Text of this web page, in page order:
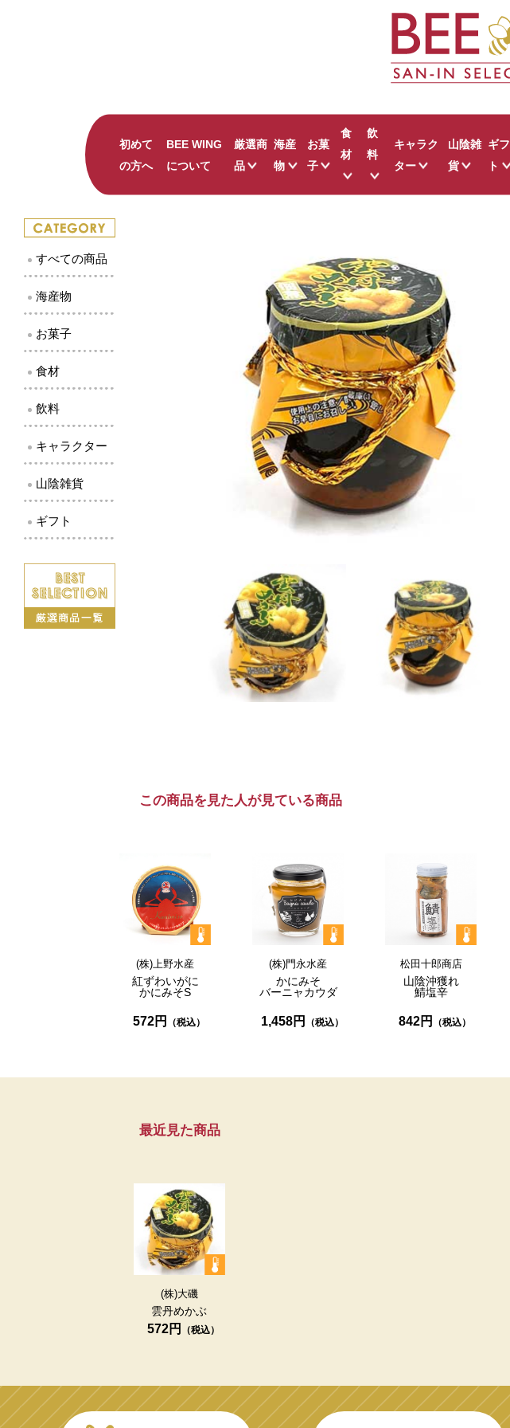
初めて
の方へ
BEE WING
について
厳選商
品
のどぐろ ひつまぶし
井上古式じょうゆ
出雲國 仁多米
ピンク華麗
贅沢 二十世紀梨ジュース
海産
物
しじみ
干物
その他海産物
お菓
子
キャラクター菓子
和菓子
食
材
カレー
調味料
お米
吾左衛門鮓
その他
飲
料
白バラ牛乳
地酒
ワイン
お茶
その他
キャラク
ター
吉田君
キャラクター菓子
山陰雑
貨
ギフ
ト
すべての商品
海産物
お菓子
食材
飲料
キャラクター
山陰雑貨
ギフト
この商品を見た人が見ている商品
(株)上野水産
紅ずわいがに
かにみそS
572円
(株)門永水産
かにみそ
バーニャカウダ
1,458円
松田十郎商店
山陰沖獲れ
鯖塩辛
842円
最近見た商品
(株)大磯
雲丹めかぶ
572円